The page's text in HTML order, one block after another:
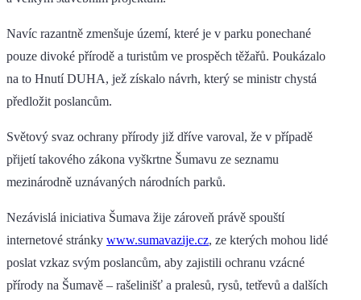
Navíc razantně zmenšuje území, které je v parku ponechané
pouze divoké přírodě a turistům ve prospěch těžařů. Poukázalo
na to Hnutí DUHA, jež získalo návrh, který se ministr chystá
předložit poslancům.
Světový svaz ochrany přírody již dříve varoval, že v případě
přijetí takového zákona vyškrtne Šumavu ze seznamu
mezinárodně uznávaných národních parků.
Nezávislá iniciativa Šumava žije zároveň právě spouští
internetové stránky www.sumavazije.cz, ze kterých mohou lidé
poslat vzkaz svým poslancům, aby zajistili ochranu vzácné
přírody na Šumavě – rašelinišť a pralesů, rysů, tetřevů a dalších